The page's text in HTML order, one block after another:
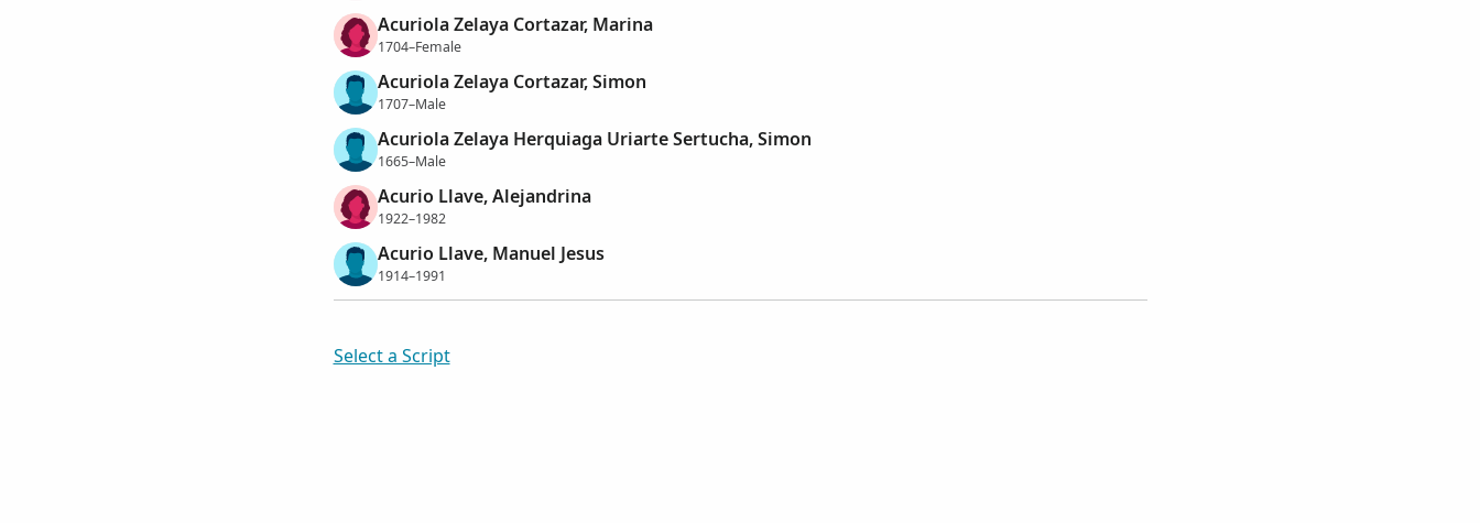
Acuriola Zelaya Cortazar, Marina
1704–Female
Acuriola Zelaya Cortazar, Simon
1707–Male
Acuriola Zelaya Herquiaga Uriarte Sertucha, Simon
1665–Male
Acurio Llave, Alejandrina
1922–1982
Acurio Llave, Manuel Jesus
1914–1991
Select a Script